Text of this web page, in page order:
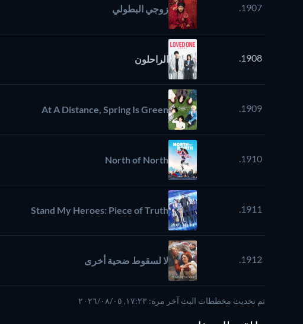
1907. زوجي البطولي
1908. الراحلون
1909.
At A Distance, Spring Is Green
1910.
North of North
1911.
Stand My Heroes: Piece of Truth
1912. لا لسقوط ضحية أخرى
تم تحديث مخططات البث آخر مرة: ١٧:٢٣, ٠٥‏/٠٨‏/٢٠٢٦